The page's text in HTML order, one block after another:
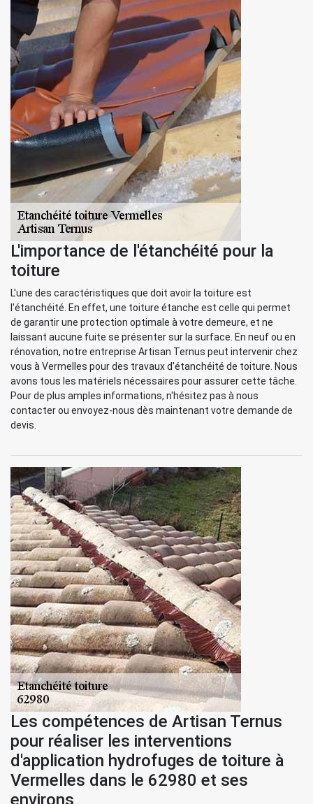
L'importance de l'étanchéité pour la
toiture
L'une des caractéristiques que doit avoir la toiture est
l'étanchéité. En effet, une toiture étanche est celle qui permet
de garantir une protection optimale à votre demeure, et ne
laissant aucune fuite se présenter sur la surface. En neuf ou en
rénovation, notre entreprise Artisan Ternus peut intervenir chez
vous à Vermelles pour des travaux d'étanchéité de toiture. Nous
avons tous les matériels nécessaires pour assurer cette tâche.
Pour de plus amples informations, n'hésitez pas à nous
contacter ou envoyez-nous dès maintenant votre demande de
devis.
Les compétences de Artisan Ternus
pour réaliser les interventions
d'application hydrofuges de toiture à
Vermelles dans le 62980 et ses
environs